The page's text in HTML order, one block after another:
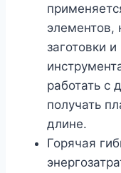
элементов,
заготовки
работать с
получать
длине.
Горячая